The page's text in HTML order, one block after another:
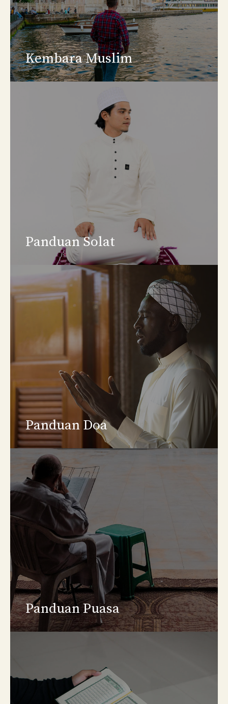
Kembara Muslim
Panduan Solat
Panduan Doa
Panduan Puasa